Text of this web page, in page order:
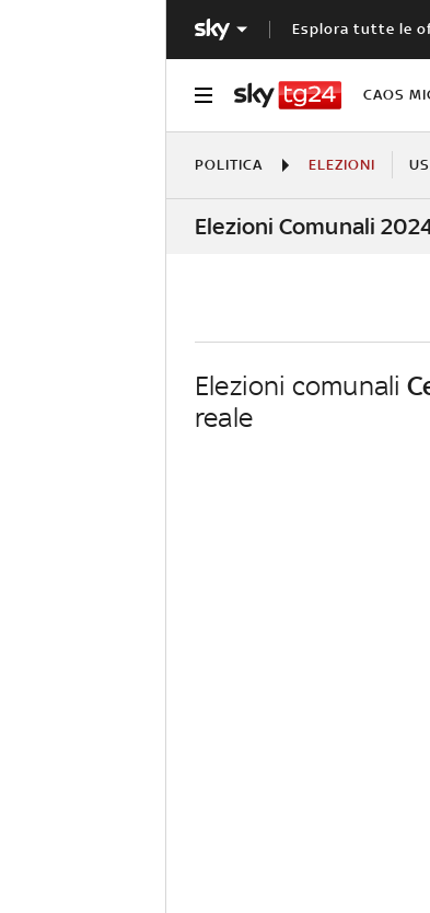
Esplora tutte le
CAOS
POLITICA ELEZIONI
Elezioni Comunali
Elezioni comunali
reale